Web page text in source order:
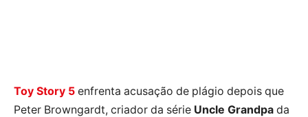
Toy Story 5 enfrenta acusação de plágio depois que
Peter Browngardt, criador da série Uncle Grandpa da